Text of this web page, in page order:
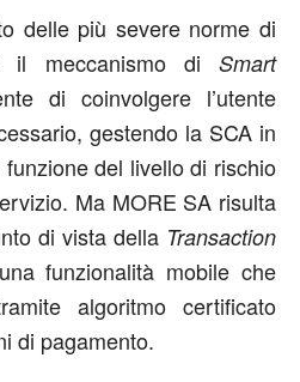
delle più severe norme di
il meccanismo di Smart
di coinvolgere l’utente
gestendo la SCA in
del livello di rischio
Ma MORE SA risulta
di vista della Transaction
funzionalità mobile che
algoritmo certificato
di pagamento.